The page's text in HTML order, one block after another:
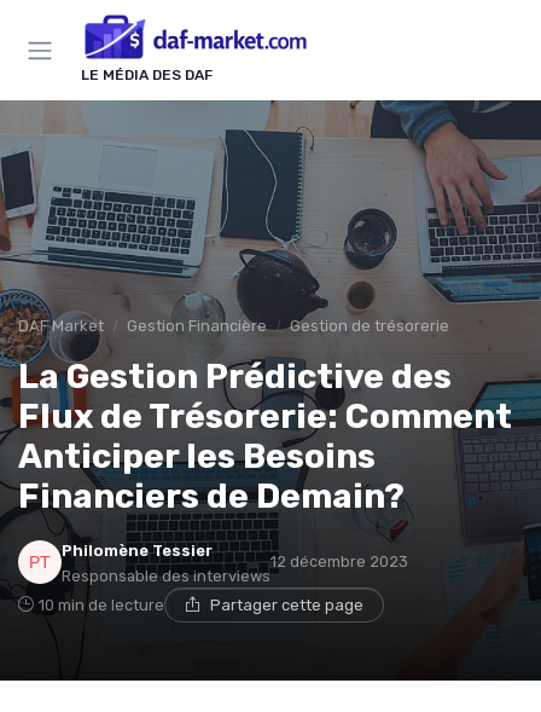
LE MÉDIA DES DAF
DAF Market Gestion Financière Gestion de trésorerie
La Gestion Prédictive des
Flux de Trésorerie: Comment
Anticiper les Besoins
Financiers de Demain?
Philomène Tessier
Responsable des interviews
12 décembre 2023
10 min de lecture Partager cette page
Panneau de gestion des cookies